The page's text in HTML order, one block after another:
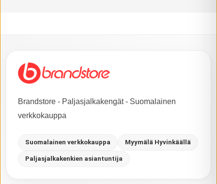
Brandstore - Paljasjalkakengät - Suomalainen
verkkokauppa
Suomalainen verkkokauppa Myymälä Hyvinkäällä
Paljasjalkakenkien asiantuntija